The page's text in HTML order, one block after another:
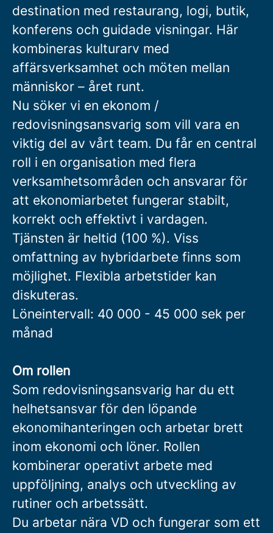
destination med restaurang, logi, butik,
konferens och guidade visningar. Här
kombineras kulturarv med
affärsverksamhet och möten mellan
människor – året runt.
Nu söker vi en ekonom /
redovisningsansvarig som vill vara en
viktig del av vårt team. Du får en central
roll i en organisation med flera
verksamhetsområden och ansvarar för
att ekonomiarbetet fungerar stabilt,
korrekt och effektivt i vardagen.
Tjänsten är heltid (100 %). Viss
omfattning av hybridarbete finns som
möjlighet. Flexibla arbetstider kan
diskuteras.
Löneintervall: 40 000 - 45 000 sek per
månad
Om rollen
Som redovisningsansvarig har du ett
helhetsansvar för den löpande
ekonomihanteringen och arbetar brett
inom ekonomi och löner. Rollen
kombinerar operativt arbete med
uppföljning, analys och utveckling av
rutiner och arbetssätt.
Du arbetar nära VD och fungerar som ett